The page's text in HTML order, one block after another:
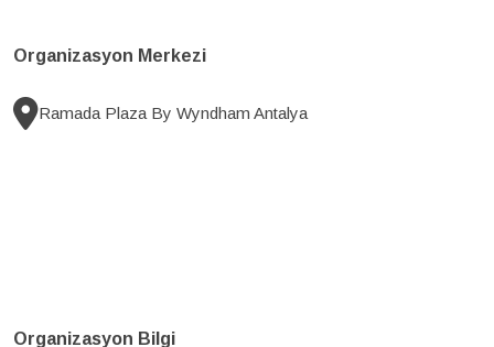
Organizasyon Merkezi
Ramada Plaza By Wyndham Antalya
Organizasyon Bilgi